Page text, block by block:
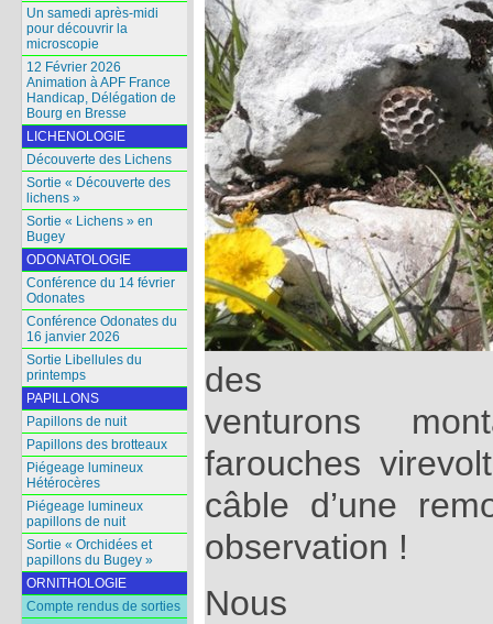
des
venturons
farouches
câble d’une
observation !
Nous
Un samedi après-midi
pour découvrir la
microscopie
12 Février 2026
Animation à APF France
Handicap, Délégation de
Bourg en Bresse
LICHENOLOGIE
Découverte des Lichens
Sortie « Découverte des
lichens »
Sortie « Lichens » en
Bugey
ODONATOLOGIE
Conférence du 14 février
Odonates
Conférence Odonates du
16 janvier 2026
Sortie Libellules du
printemps
PAPILLONS
Papillons de nuit
Papillons des brotteaux
Piégeage lumineux
Hétérocères
Piégeage lumineux
papillons de nuit
Sortie « Orchidées et
papillons du Bugey »
ORNITHOLOGIE
Compte rendus de sorties